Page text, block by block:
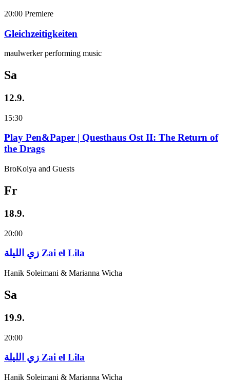
20:00 Premiere
Gleichzeitigkeiten
maulwerker performing music
Sa
12.9.
15:30
Play Pen&Paper | Questhaus Ost II: The Return of
the Drags
BroKolya and Guests
Fr
18.9.
20:00
زي‌ اللیلة Zai el Lila
Hanik Soleimani & Marianna Wicha
Sa
19.9.
20:00
زي‌ اللیلة Zai el Lila
Hanik Soleimani & Marianna Wicha